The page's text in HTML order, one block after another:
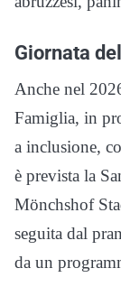
Giornata
Anche nel
Famiglia, in
a inclusione,
è prevista la
Mönchshof
seguita dal
da un